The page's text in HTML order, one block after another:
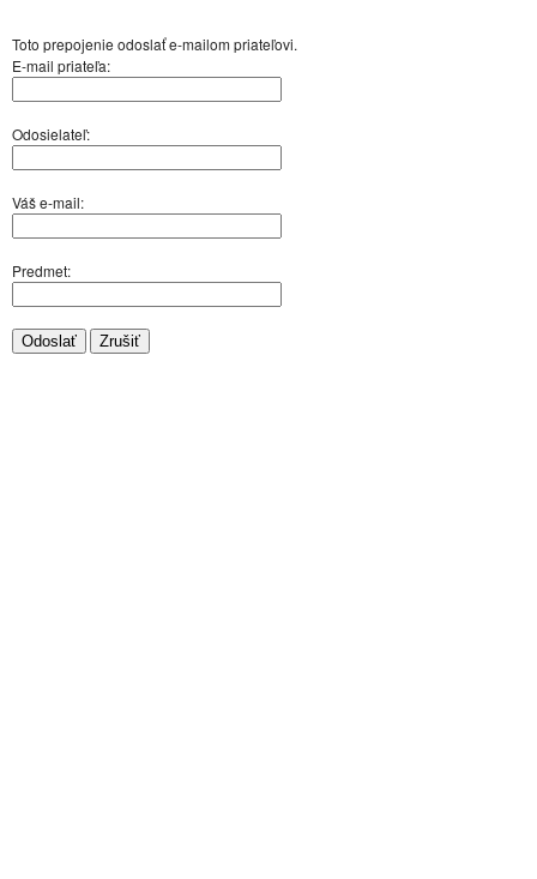
Toto prepojenie odoslať e-mailom priateľovi.
E-mail priateľa:
Odosielateľ:
Váš e-mail:
Predmet:
Odoslať Zrušiť